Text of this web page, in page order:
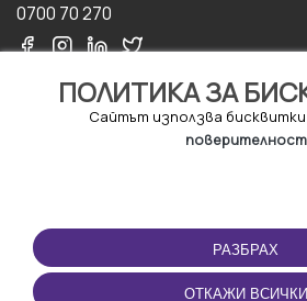
ПОЛИТИКА ЗА
Сайтът използва бисквитки
поверителност
РАЗБРАХ
ОТКАЖИ ВСИЧКИ
0700 70 270
ПОЛЗВАНЕ
Правила и условия за
ползване